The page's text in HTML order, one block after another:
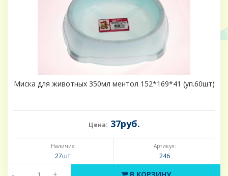
Миска для животных 350мл ментол 152*169*41 (уп.60шт)
Цена: 37руб.
Наличие:
27шт.
Артикул:
246